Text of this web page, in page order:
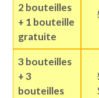
2 bouteilles
+ 1 bouteille
gratuite
3 bouteilles
+ 3
bouteilles